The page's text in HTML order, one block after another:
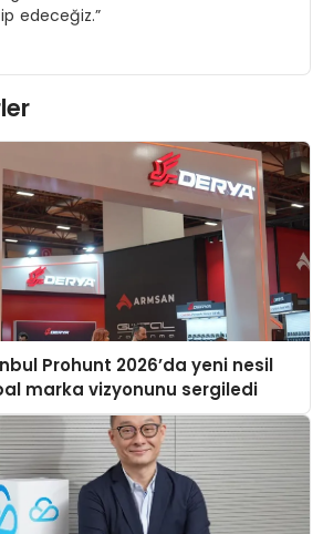
edeceğiz.”
Prohunt 2026’da yeni nesil
marka vizyonunu sergiledi